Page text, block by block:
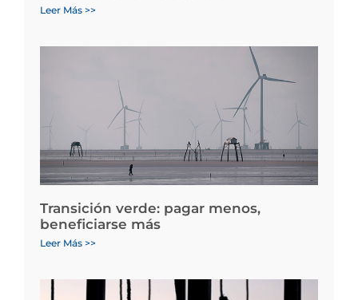
Leer Más >>
Transición verde: pagar menos,
beneficiarse más
Leer Más >>